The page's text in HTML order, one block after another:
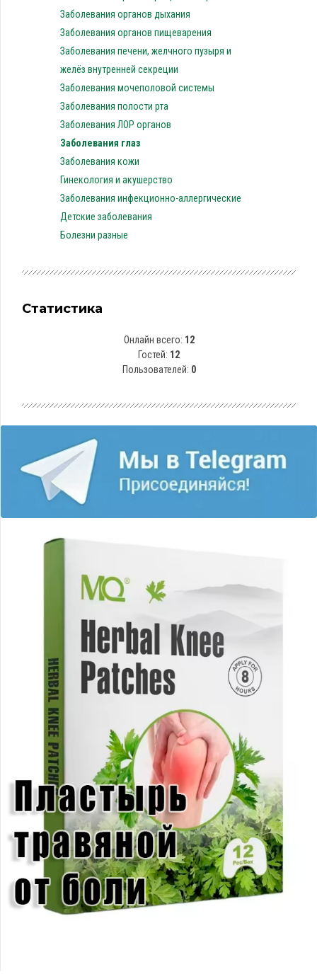
Заболевания органов дыхания
Заболевания органов пищеварения
Заболевания печени, желчного пузыря и
желёз внутренней секреции
Заболевания мочеполовой системы
Заболевания полости рта
Заболевания ЛОР органов
Заболевания глаз
Заболевания кожи
Гинекология и акушерство
Заболевания инфекционно-аллергические
Детские заболевания
Болезни разные
Статистика
Онлайн всего: 12
Гостей: 12
Пользователей: 0